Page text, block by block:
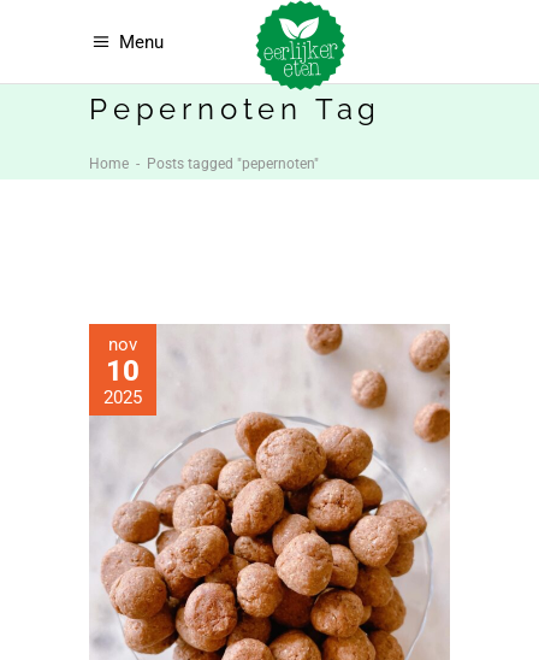
Menu
Pepernoten Tag
Home - Posts tagged "pepernoten"
nov
10
2025